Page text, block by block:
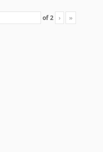
of2 › »